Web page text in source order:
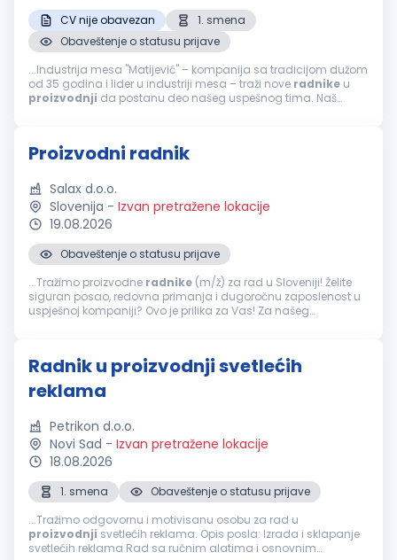
CV nije obavezan
1. smena
Obaveštenje o statusu prijave
...Industrija mesa "Matijević" – kompanija sa tradicijom dužom
od 35 godina i lider u industriji mesa – traži nove radnike u
proizvodnji da postanu deo našeg uspešnog tima. Naš
Proizvodni radnik
Salax d.o.o.
Slovenija - Izvan pretražene lokacije
19.08.2026
Obaveštenje o statusu prijave
...Tražimo proizvodne radnike (m/ž) za rad u Sloveniji! Želite
siguran posao, redovna primanja i dugoročnu zaposlenost u
uspješnoj kompaniji? Ovo je prilika za Vas! Za našeg
Radnik u proizvodnji svetlećih
reklama
Petrikon d.o.o.
Novi Sad - Izvan pretražene lokacije
18.08.2026
1. smena
Obaveštenje o statusu prijave
...Tražimo odgovornu i motivisanu osobu za rad u
proizvodnji svetlećih reklama. Opis posla: Izrada i sklapanje
svetlećih reklama Rad sa ručnim alatima i osnovnim